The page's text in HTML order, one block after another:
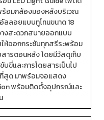
อมกล้องมองหลังบริเวณ
ลลอยแบบทูโทนขนาด 18
งสะดวกสบายออกแบบ
ห้ออกกระชับทุกสรีระพร้อม
สารตอนหลัง โดยมีวัสดุเก็บ
บขี่และการโดยสารเป็นไป
สุด มาพร้อมจอแสดง
พร้อมติดตั้งอุปกรณ์และ